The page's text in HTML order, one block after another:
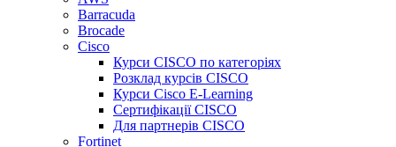
Barracuda
Brocade
Cisco
Курси CISCO по категоріях
Розклад курсів CISCO
Курси Cisco E-Learning
Сертифікації CISCO
Для партнерів CISCO
Fortinet